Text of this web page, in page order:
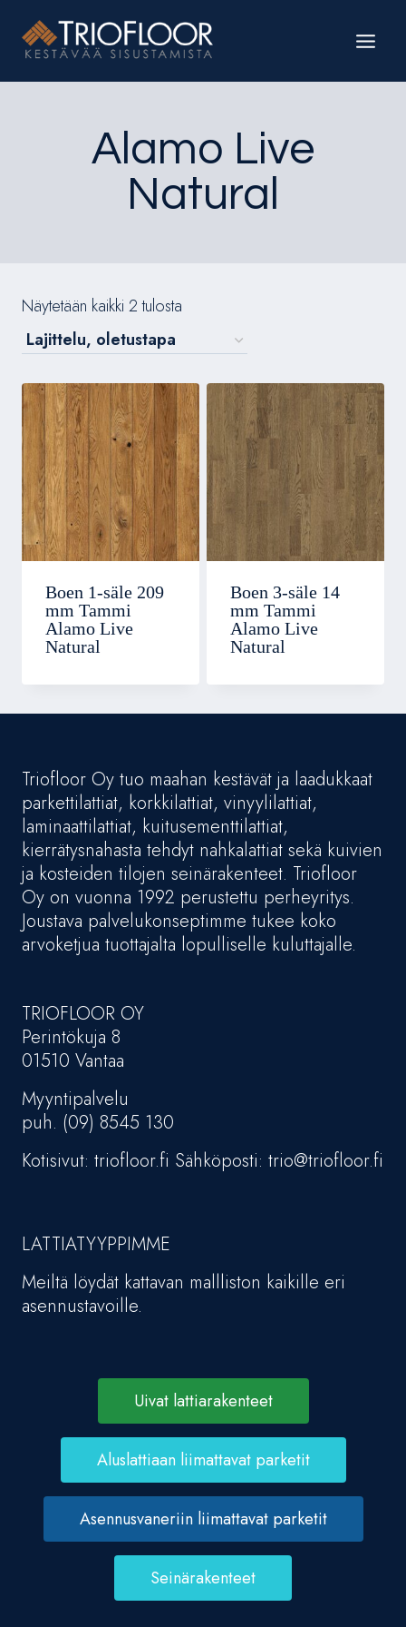
sisältöön
Alamo Live
Natural
Näytetään kaikki 2 tulosta
Boen 1-säle 209
mm Tammi
Alamo Live
Natural
Boen 3-säle 14
mm Tammi
Alamo Live
Natural
Triofloor Oy tuo maahan kestävät ja laadukkaat
parkettilattiat, korkkilattiat, vinyylilattiat,
laminaattilattiat, kuitusementtilattiat,
kierrätysnahasta tehdyt nahkalattiat sekä kuivien
ja kosteiden tilojen seinärakenteet. Triofloor
Oy on vuonna 1992 perustettu perheyritys.
Joustava palvelukonseptimme tukee koko
arvoketjua tuottajalta lopulliselle kuluttajalle.
TRIOFLOOR OY
Perintökuja 8
01510 Vantaa
Myyntipalvelu
puh. (09) 8545 130
Kotisivut: triofloor.fi Sähköposti: trio@triofloor.fi
LATTIATYYPPIMME
Meiltä löydät kattavan mallliston kaikille eri
asennustavoille.
Uivat lattiarakenteet
Aluslattiaan liimattavat parketit
Asennusvaneriin liimattavat parketit
Seinärakenteet